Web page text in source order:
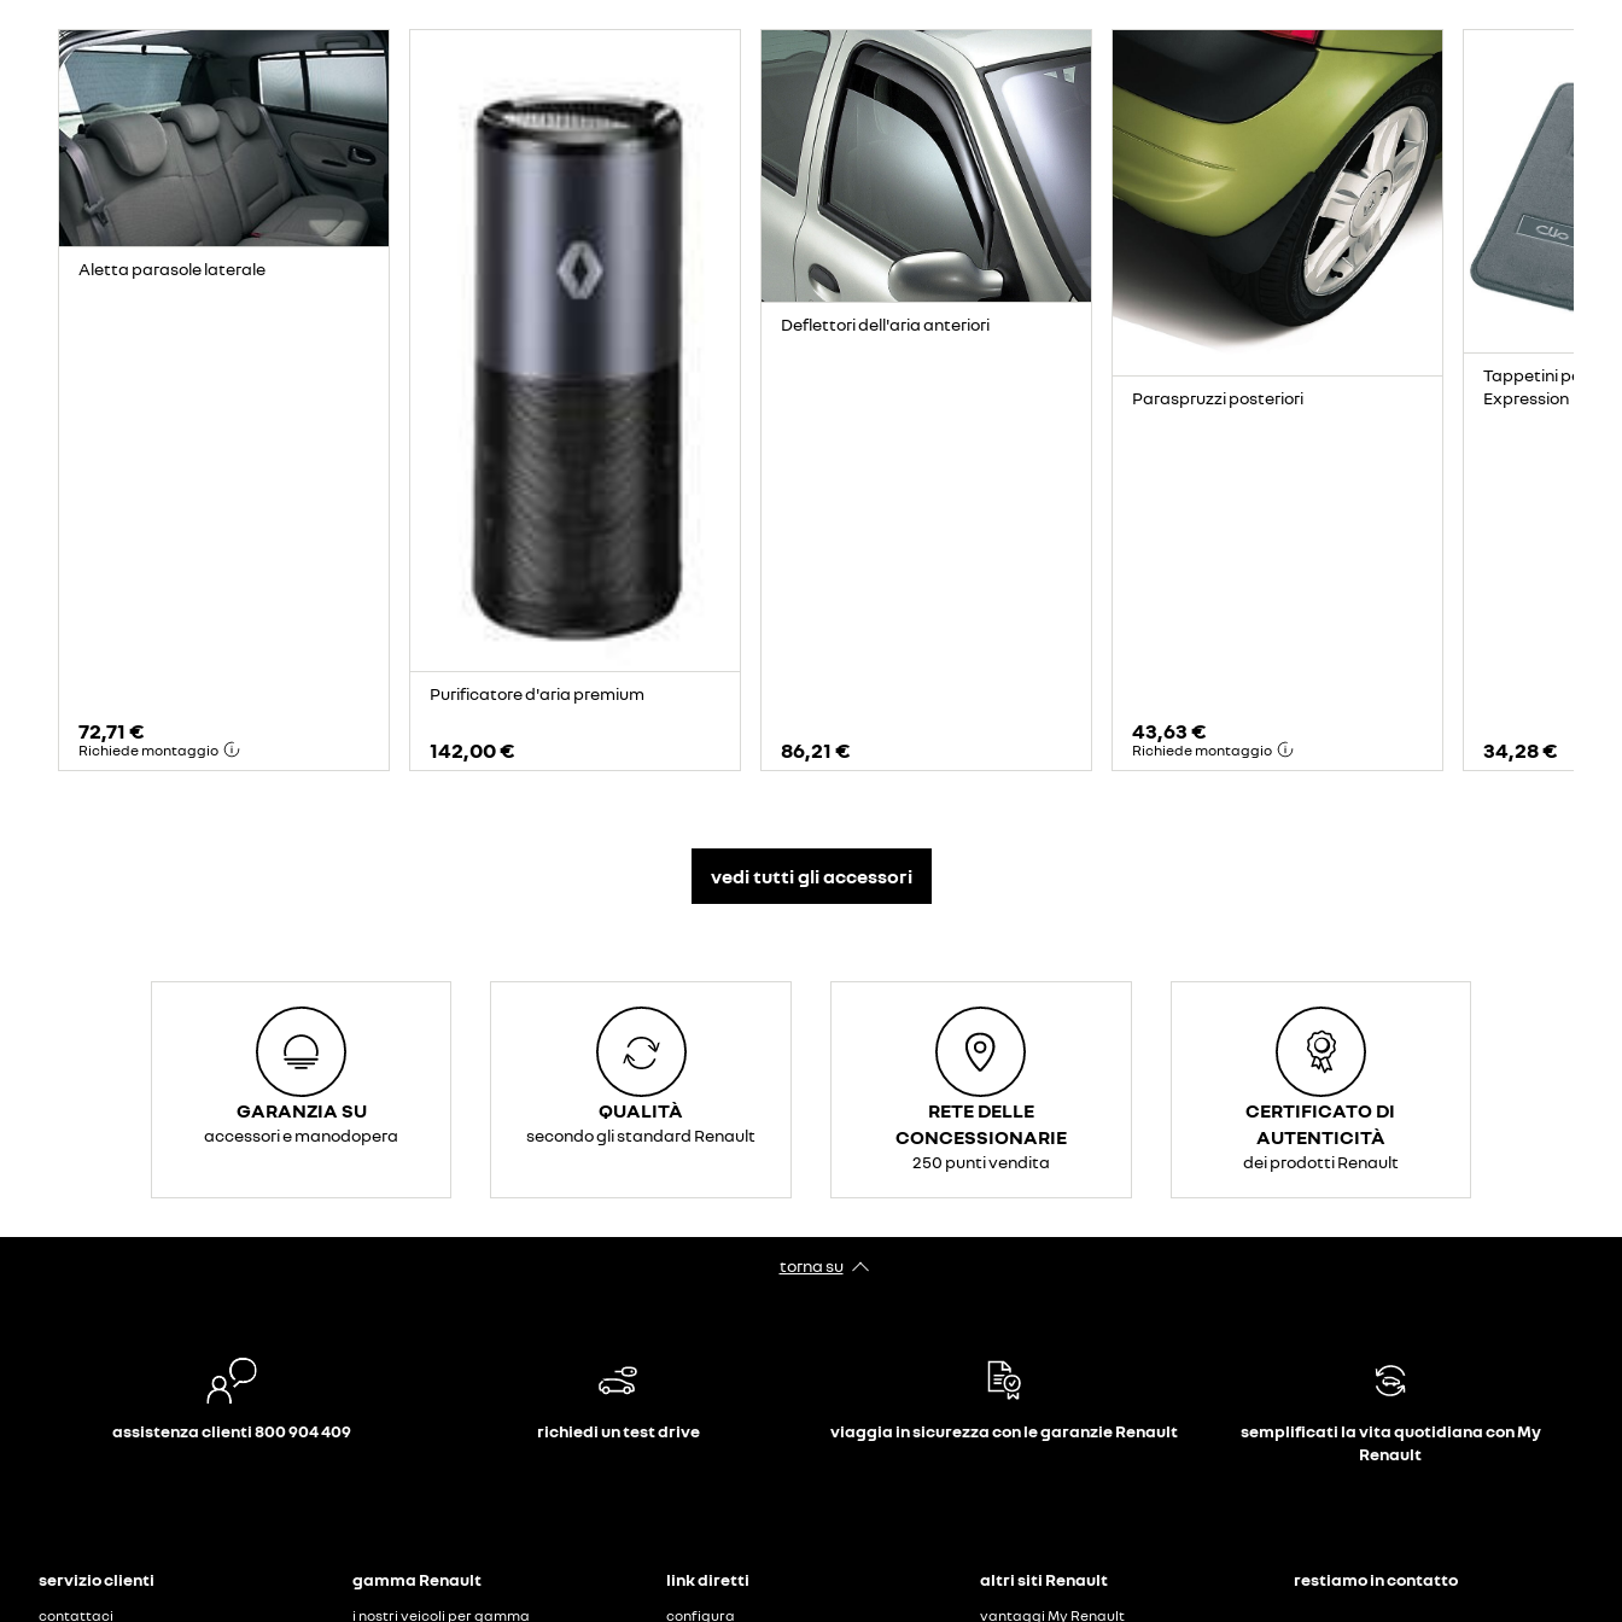
Aletta parasole laterale
72,71 €
Richiede montaggio
Purificatore d'aria premium
142,00 €
Deflettori dell'aria anteriori
86,21 €
Paraspruzzi posteriori
43,63 €
Richiede montaggio
Tappetini per
Expression
34,28 €
vedi tutti gli accessori​
GARANZIA SU
accessori e manodopera
QUALITÀ
secondo gli standard Renault
RETE DELLE
CONCESSIONARIE
250 punti vendita
CERTIFICATO DI
AUTENTICITÀ
dei prodotti Renault
torna su
assistenza clienti 800 904 409 richiedi un test drive viaggia in sicurezza con le garanzie Renault
semplificati la vita quotidiana con My
Renault
servizio clienti
contattaci
gamma Renault
i nostri veicoli per gamma
link diretti
configura
altri siti Renault
vantaggi My Renault
restiamo in contatto